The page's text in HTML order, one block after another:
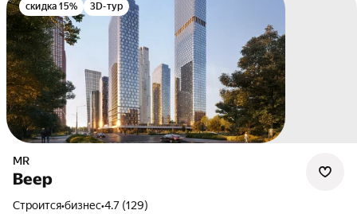
скидка 15% 3D-тур
MR
Веер
Строится•бизнес•4.7 (129)